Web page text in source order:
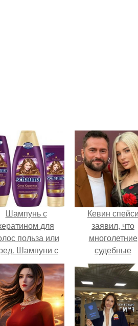
Шампунь с
для
польза или
Шампуни с
кератином
Кевин
заявил, что
многолетние
судебные
практически
уничтожили
состояние.